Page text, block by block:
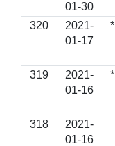
01-30
320
2021-
01-17
*
319
2021-
01-16
*
318
2021-
01-16